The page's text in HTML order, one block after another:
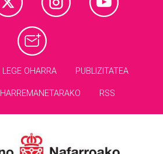
LEGE OHARRA PUBLIZITATEA
HARREMANETARAKO RSS